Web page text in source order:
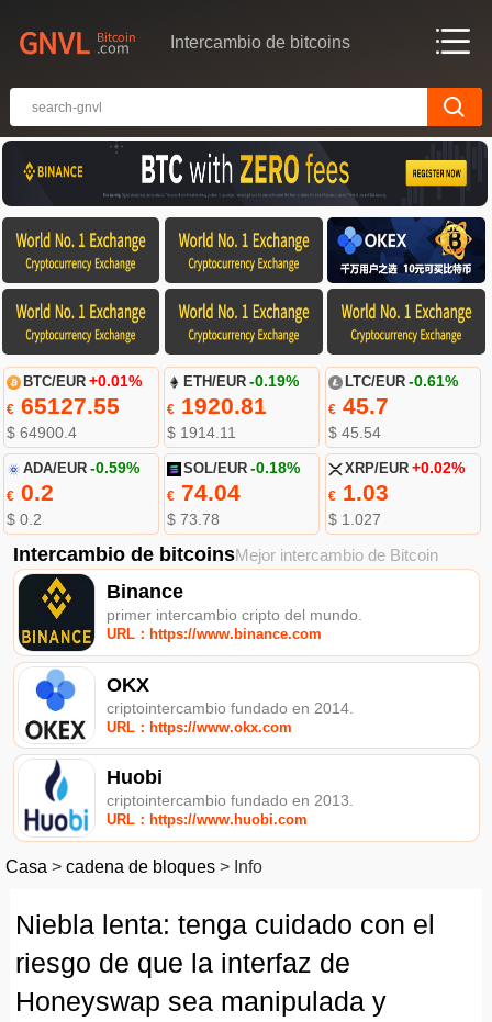
Intercambio de bitcoins
BTC/EUR +0.01%
€65127.55
$ 64900.4
ETH/EUR -0.19%
€ 1920.81
$ 1914.11
LTC/EUR -0.61%
€45.7
$ 45.54
ADA/EUR -0.59%
€0.2
$ 0.2
SOL/EUR -0.18%
€ 74.04
$ 73.78
XRP/EUR +0.02%
€1.03
$ 1.027
Intercambio de bitcoinsMejor intercambio de Bitcoin
Binance
primer intercambio cripto del mundo.
URL：https://www.binance.com
OKX
criptointercambio fundado en 2014.
URL：https://www.okx.com
Huobi
criptointercambio fundado en 2013.
URL：https://www.huobi.com
Casa > cadena de bloques > Info
Niebla lenta: tenga cuidado con el
riesgo de que la interfaz de
Honeyswap sea manipulada y